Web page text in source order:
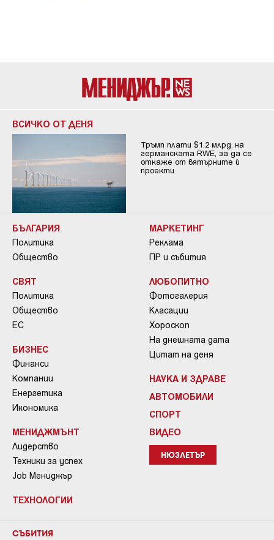
ВСИЧКО ОТ ДЕНЯ
Тръмп плати $1.2 млрд. на
германската RWE, за да се
откаже от вятърните ѝ
проекти
БЪЛГАРИЯ
Политика
Общество
СВЯТ
Политика
Общество
ЕС
БИЗНЕС
Финанси
Компании
Енергетика
Икономика
МЕНИДЖМЪНТ
Лидерство
Техники за успех
Job Мениджър
ТЕХНОЛОГИИ
МАРКЕТИНГ
Реклама
ПР и събития
ЛЮБОПИТНО
Фотогалерия
Класации
Хороскоп
На днешната дата
Цитат на деня
НАУКА И ЗДРАВЕ
АВТОМОБИЛИ
СПОРТ
ВИДЕО
НЮЗЛЕТЪР
СЪБИТИЯ